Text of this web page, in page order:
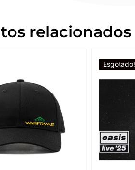
relacionados
Esgotado!